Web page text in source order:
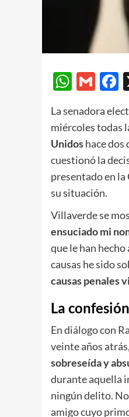
La senadora
miércoles todas
Unidoshace dos
cuestionó la
presentado en
su situación.
Villaverde se
ensuciado mi
que le han
causas he sido
causas penales
La
En diálogo con
veinte años
sobreseída y
durante aquella
ningún delito.
amigo cuyo